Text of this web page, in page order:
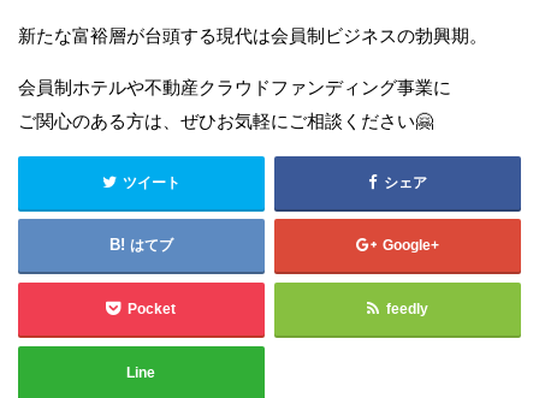
新たな富裕層が台頭する現代は会員制ビジネスの勃興期。
会員制ホテルや不動産クラウドファンディング事業に
ご関心のある方は、ぜひお気軽にご相談ください🤗
ツイート シェア
はてブ Google+
Pocket feedly
Line